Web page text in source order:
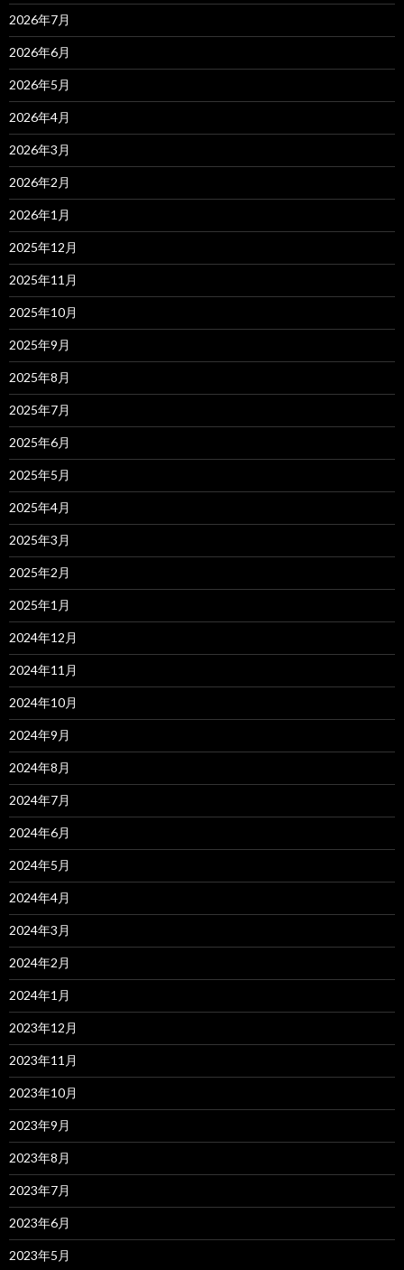
2026年7月
2026年6月
2026年5月
2026年4月
2026年3月
2026年2月
2026年1月
2025年12月
2025年11月
2025年10月
2025年9月
2025年8月
2025年7月
2025年6月
2025年5月
2025年4月
2025年3月
2025年2月
2025年1月
2024年12月
2024年11月
2024年10月
2024年9月
2024年8月
2024年7月
2024年6月
2024年5月
2024年4月
2024年3月
2024年2月
2024年1月
2023年12月
2023年11月
2023年10月
2023年9月
2023年8月
2023年7月
2023年6月
2023年5月